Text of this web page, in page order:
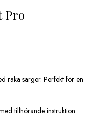
Pro
raka sarger. Perfekt för en
tillhörande instruktion.